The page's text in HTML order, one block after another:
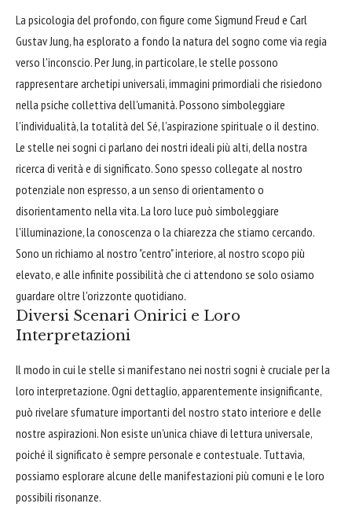
La psicologia del profondo, con figure come Sigmund Freud e Carl
Gustav Jung, ha esplorato a fondo la natura del sogno come via regia
verso l'inconscio. Per Jung, in particolare, le stelle possono
rappresentare archetipi universali, immagini primordiali che risiedono
nella psiche collettiva dell'umanità. Possono simboleggiare
l'individualità, la totalità del Sé, l'aspirazione spirituale o il destino.
Le stelle nei sogni ci parlano dei nostri ideali più alti, della nostra
ricerca di verità e di significato. Sono spesso collegate al nostro
potenziale non espresso, a un senso di orientamento o
disorientamento nella vita. La loro luce può simboleggiare
l'illuminazione, la conoscenza o la chiarezza che stiamo cercando.
Sono un richiamo al nostro "centro" interiore, al nostro scopo più
elevato, e alle infinite possibilità che ci attendono se solo osiamo
guardare oltre l'orizzonte quotidiano.
Diversi Scenari Onirici e Loro
Interpretazioni
Il modo in cui le stelle si manifestano nei nostri sogni è cruciale per la
loro interpretazione. Ogni dettaglio, apparentemente insignificante,
può rivelare sfumature importanti del nostro stato interiore e delle
nostre aspirazioni. Non esiste un'unica chiave di lettura universale,
poiché il significato è sempre personale e contestuale. Tuttavia,
possiamo esplorare alcune delle manifestazioni più comuni e le loro
possibili risonanze.